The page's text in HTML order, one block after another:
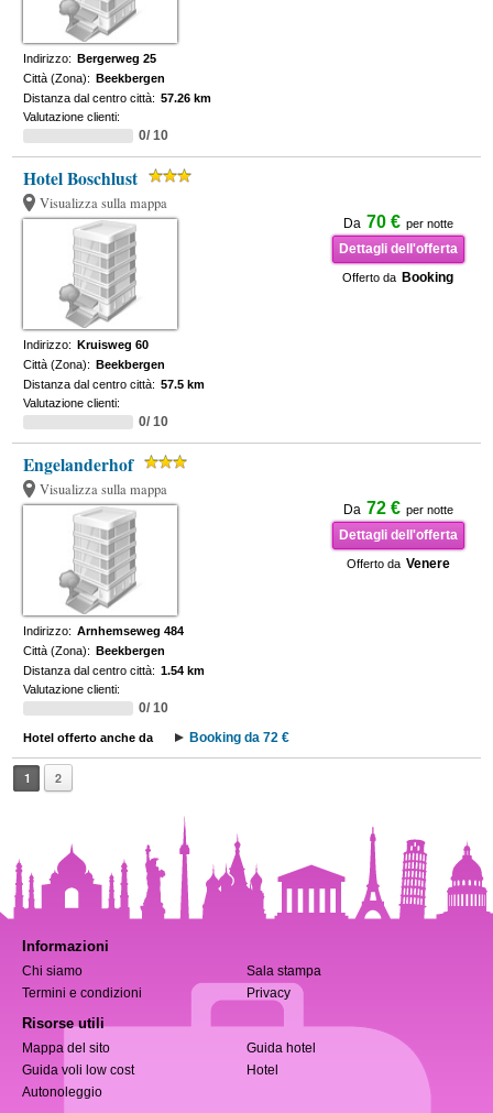
Indirizzo: Bergerweg 25
Città (Zona): Beekbergen
Distanza dal centro città: 57.26 km
Valutazione clienti:
0/ 10
Hotel Boschlust
Visualizza sulla mappa
Da 70 € per notte
Dettagli dell'offerta
Offerto da Booking
Indirizzo: Kruisweg 60
Città (Zona): Beekbergen
Distanza dal centro città: 57.5 km
Valutazione clienti:
0/ 10
Engelanderhof
Visualizza sulla mappa
Da 72 € per notte
Dettagli dell'offerta
Offerto da Venere
Indirizzo: Arnhemseweg 484
Città (Zona): Beekbergen
Distanza dal centro città: 1.54 km
Valutazione clienti:
0/ 10
Hotel offerto anche da Booking da 72 €
1 2
Informazioni
Chi siamo
Sala stampa
Termini e condizioni
Privacy
Risorse utili
Mappa del sito
Guida hotel
Guida voli low cost
Hotel
Autonoleggio